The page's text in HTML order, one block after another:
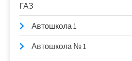
ГАЗ
Автошкола 1
Автошкола № 1